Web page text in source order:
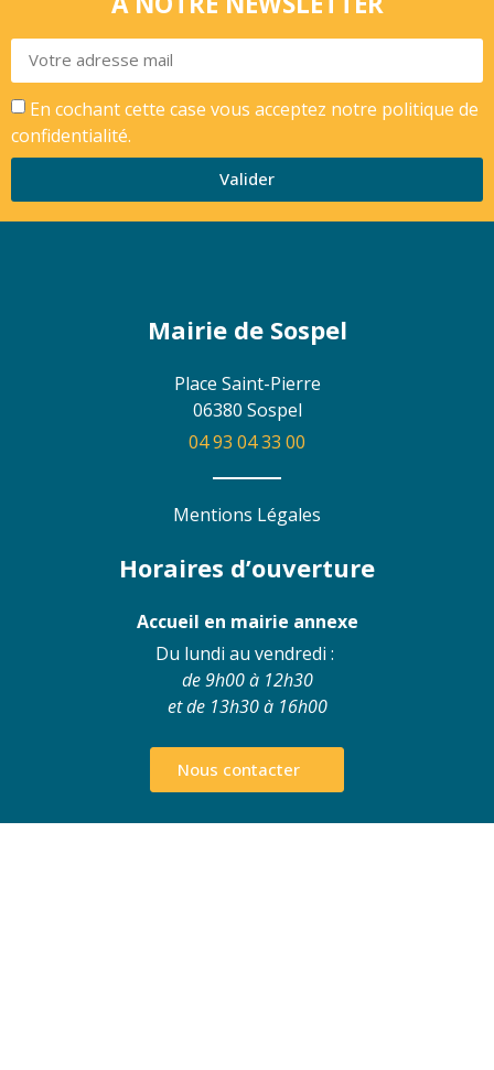
En cochant cette case vous acceptez notre politique de
confidentialité.
Valider
Mairie de Sospel
Place Saint-Pierre
06380 Sospel
04 93 04 33 00
Mentions Légales
Horaires d’ouverture
Accueil en mairie annexe
Du lundi au vendredi :
de 9h00 à 12h30
et de 13h30 à 16h00
Nous contacter